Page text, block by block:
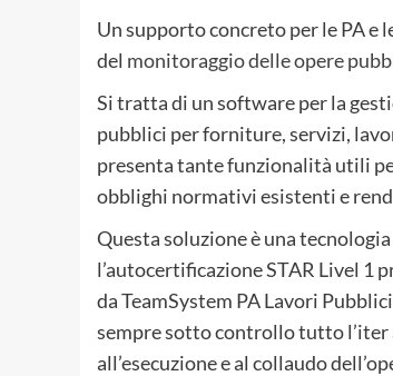
Un supporto concreto per le PA e
del monitoraggio delle opere
Si tratta di un software per la
pubblici per forniture, servizi,
presenta tante funzionalità utili
obblighi normativi esistenti e
Questa soluzione è una tecnologia
l’autocertificazione STAR Livel 1
da TeamSystem PA Lavori Pubblici
sempre sotto controllo tutto
all’esecuzione e al collaudo